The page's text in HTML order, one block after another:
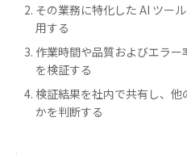
その業務に特化した AI ツー
用する
作業時間や品質およびエラ
を検証する
検証結果を社内で共有し、
かを判断する